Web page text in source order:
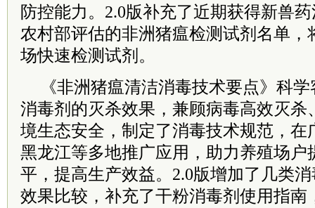
防控能力。2.0版补充了近期获得新兽
农村部评估的非洲猪瘟检测试剂名单，
场快速检测试剂。
《非洲猪瘟清洁消毒技术要点》科
消毒剂的灭杀效果，兼顾病毒高效灭杀
境生态安全，制定了消毒技术规范，在
黑龙江等多地推广应用，助力养殖场户
平，提高生产效益。2.0版增加了几类
效果比较，补充了干粉消毒剂使用指南